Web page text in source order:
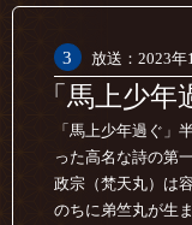
3 放送：2023
「馬上少年
「馬上少年過ぐ」
った高名な詩の第
政宗（梵天丸）は
のちに弟竺丸が生